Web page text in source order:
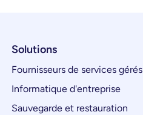
Solutions
Fournisseurs de services gérés
Informatique d'entreprise
Sauvegarde et restauration